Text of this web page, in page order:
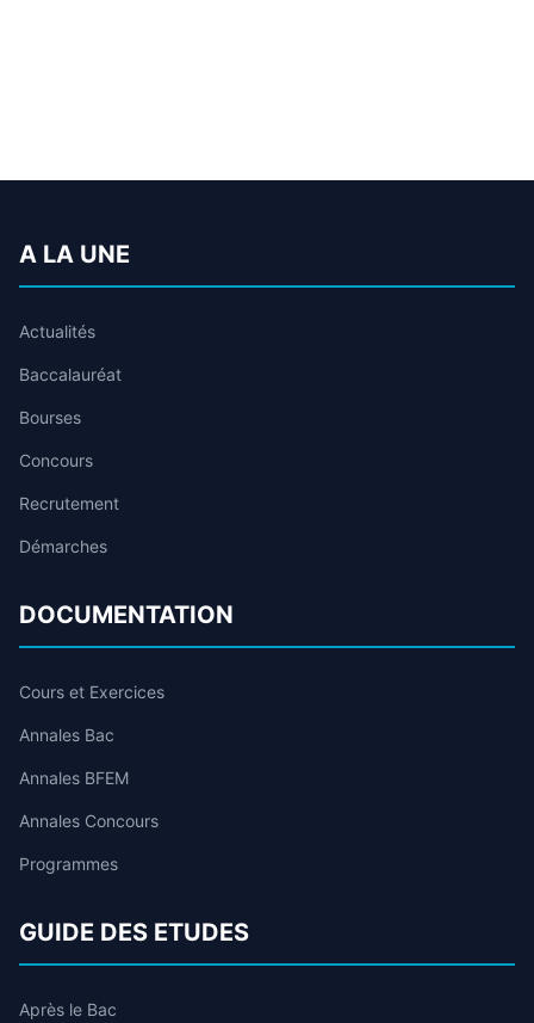
A LA UNE
Actualités
Baccalauréat
Bourses
Concours
Recrutement
Démarches
DOCUMENTATION
Cours et Exercices
Annales Bac
Annales BFEM
Annales Concours
Programmes
GUIDE DES ETUDES
Après le Bac